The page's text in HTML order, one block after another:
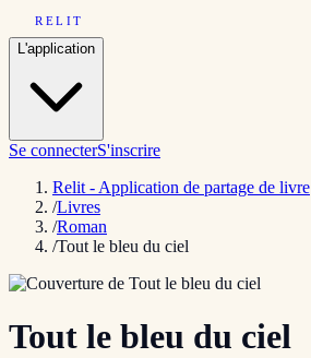
RELIT
L'application
Se connecterS'inscrire
Relit - Application de partage de livre
/Livres
/Roman
/Tout le bleu du ciel
Tout le bleu du ciel